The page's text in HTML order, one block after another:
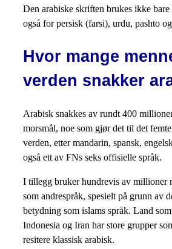
Den arabiske skriften brukes ikke
også for persisk (farsi), urdu, pashto
Hvor mange
verden snakker
Arabisk snakkes av rundt 400
morsmål, noe som gjør det til det
verden, etter mandarin, spansk,
også ett av FNs seks offisielle språk.
I tillegg bruker hundrevis av millioner
som andrespråk, spesielt på grunn av
betydning som islams språk. Land
Indonesia og Iran har store grupper
resitere klassisk arabisk.